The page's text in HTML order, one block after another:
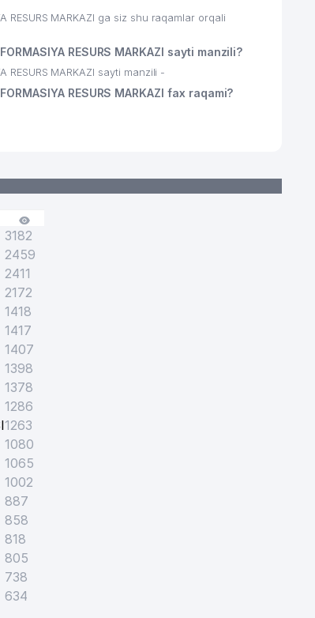
RESURS MARKAZI ga siz shu raqamlar orqali
RESURS MARKAZI sayti manzili?
RESURS MARKAZI sayti manzili -
RESURS MARKAZI fax raqami?
3182
2459
2411
2172
1418
1417
1407
1398
1378
1286
1263
1080
1065
1002
887
858
818
805
738
634